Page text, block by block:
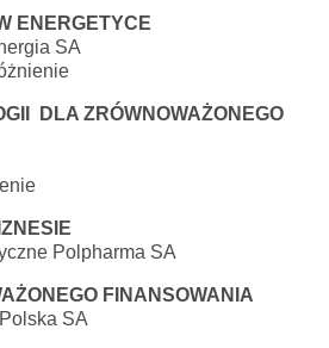
ENERGETYCE
SA
DLA ZRÓWNOWAŻONEGO
Polpharma SA
FINANSOWANIA
SA